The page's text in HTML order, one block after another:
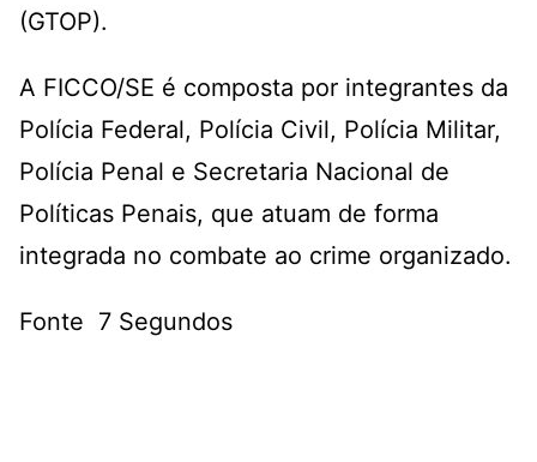
(GTOP).
A FICCO/SE é composta por integrantes da
Polícia Federal, Polícia Civil, Polícia Militar,
Polícia Penal e Secretaria Nacional de
Políticas Penais, que atuam de forma
integrada no combate ao crime organizado.
Fonte 7 Segundos